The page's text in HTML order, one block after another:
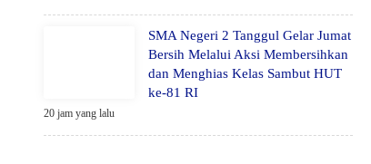
SMA Negeri 2 Tanggul Gelar Jumat
Bersih Melalui Aksi Membersihkan
dan Menghias Kelas Sambut HUT
ke-81 RI
20 jam yang lalu